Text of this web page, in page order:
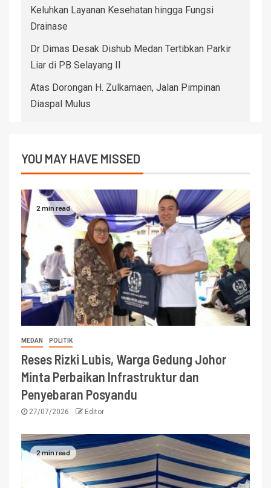
Keluhkan Layanan Kesehatan hingga Fungsi
Drainase
Dr Dimas Desak Dishub Medan Tertibkan Parkir
Liar di PB Selayang II
Atas Dorongan H. Zulkarnaen, Jalan Pimpinan
Diaspal Mulus
YOU MAY HAVE MISSED
2 min read
MEDAN POLITIK
Reses Rizki Lubis, Warga Gedung Johor
Minta Perbaikan Infrastruktur dan
Penyebaran Posyandu
27/07/2026 Editor
2 min read